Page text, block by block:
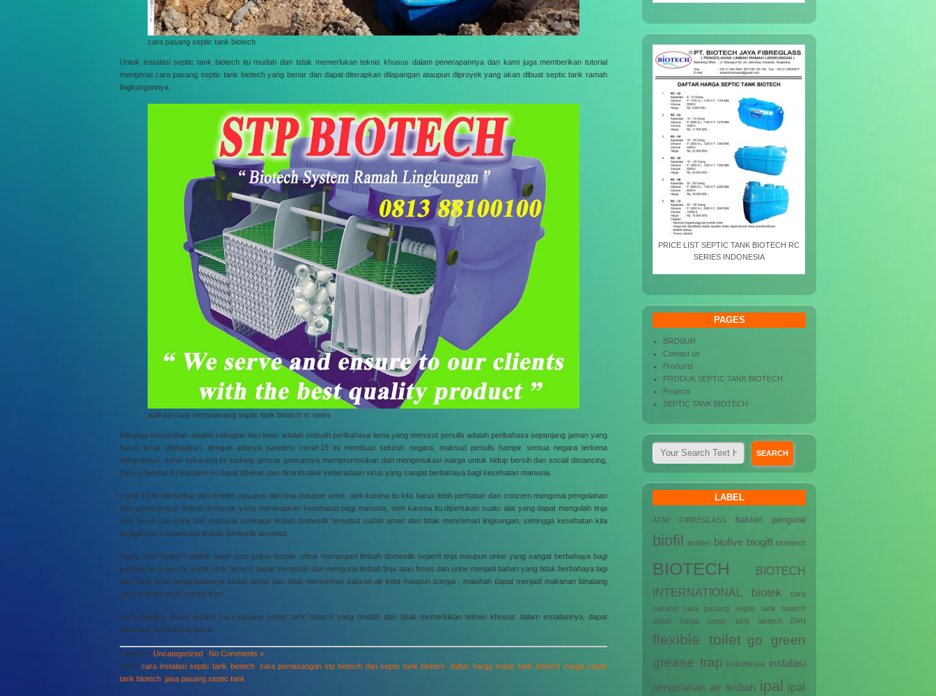
cara pasang septic tank biotech
Untuk instalasi septic tank biotech itu mudah dan tidak memerlukan teknis khusus dalam penerapannya dan kami juga memberikan tutorial
mengenai cara pasang septic tank biotech yang benar dan dapat diterapkan dilapangan ataupun diproyek yang akan dibuat septic tank ramah
lingkungannya.
aplikasi cara memmasang septic tank biotech rc seies
Menjaga kebersihan adalah sebagian dari iman adalah sebuah peribahasa lama yang menurut penulis adalah peribahasa sepanjang jaman yang
harus terus diterapkan, dengan adanya pandemi covid-19 ini membuat seluruh negara, maksud penulis hampir semua negara terkena
dampaknya, dunia sekarang ini sedang gencar gencarnya mempromosikan dan mengedukasi warga untuk hidup bersih dan social distancing,
hanya dengan itu pandemi ini dapat ditekan dan diminimalisir keberadaan virus yang sangat berbahaya bagi kesehatan manusia.
covid-19 ini menyebar dari droplet, maupun dari tinja maupun urine, oleh karena itu kita harus lebih perhatian dan concern mengenai pengolahan
dan pembuangan limbah domestik yang menerapkan kesehatan bagi manusia, oleh karena itu diperlukan suatu alat yang dapat mengolah tinja
atau feses dan urine dari manusia sehingga limbah domestik tersebut sudah aman dan tidak mencemari lingkungan, sehingga kesehatan kita
terjaga dari kontaminasi limbah domestik tersebut.
Septic tank biotech adalah salah satu solusi terbaik untuk menangani limbah domestik seperti tinja maupun urine yang sangat berbahaya bagi
kesehatan manusia, septic tank biotech dapat mengolah dan mengurai limbah tinja atau feses dan urine menjadi bahan yang tidak berbahaya lagi
dan hasil akhir pengolahannya sudah aman dan tidak mencemari saluran air kota maupun sungai , malahan dapat menjadi makanan binatang
yang ada disungai seperti ikan.
pada gambar diatas adalah cara pasang septic tank biotech yang mudah dan tidak memerlukan teknisi khusus dalam instalasinya, dapat
dipasang oleh tukang biasa.
Posted in Uncategorized
No Comments »
Tags:cara instalasi septic tank biotech, cara pemasangan stp biotech dan septic tank biotech,daftar harga septic tank biotech, harga septic
tank biotech, jasa pasang septic tank
PRICE LIST SEPTIC TANK BIOTECH RC
SERIES INDONESIA
PAGES
BROSUR
Contact us
Products
PRODUK SEPTIC TANK BIOTECH
Projects
SEPTIC TANK BIOTECH
LABEL
ATAP FIBREGLASS bakteri pengurai
biofil biofilter biofive biogift biohitech
BIOTECH
BIOTECH
INTERNATIONAL
biotek
cara
pasang
cara pasang septic tank biotech
daftar harga septic tank biotech
DAN
flexible toilet go green
grease trap indonesia instalasi
pengolahan air limbah ipal ipal